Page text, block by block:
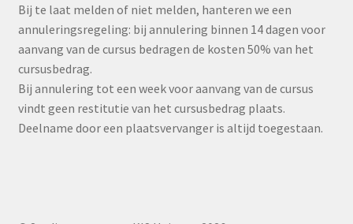
Bij te laat melden of niet melden, hanteren we een
annuleringsregeling: bij annulering binnen 14 dagen voor
aanvang van de cursus bedragen de kosten 50% van het
cursusbedrag.
Bij annulering tot een week voor aanvang van de cursus
vindt geen restitutie van het cursusbedrag plaats.
Deelname door een plaatsvervanger is altijd toegestaan.